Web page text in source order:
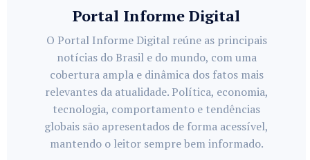
Portal Informe Digital
O Portal Informe Digital reúne as principais
notícias do Brasil e do mundo, com uma
cobertura ampla e dinâmica dos fatos mais
relevantes da atualidade. Política, economia,
tecnologia, comportamento e tendências
globais são apresentados de forma acessível,
mantendo o leitor sempre bem informado.